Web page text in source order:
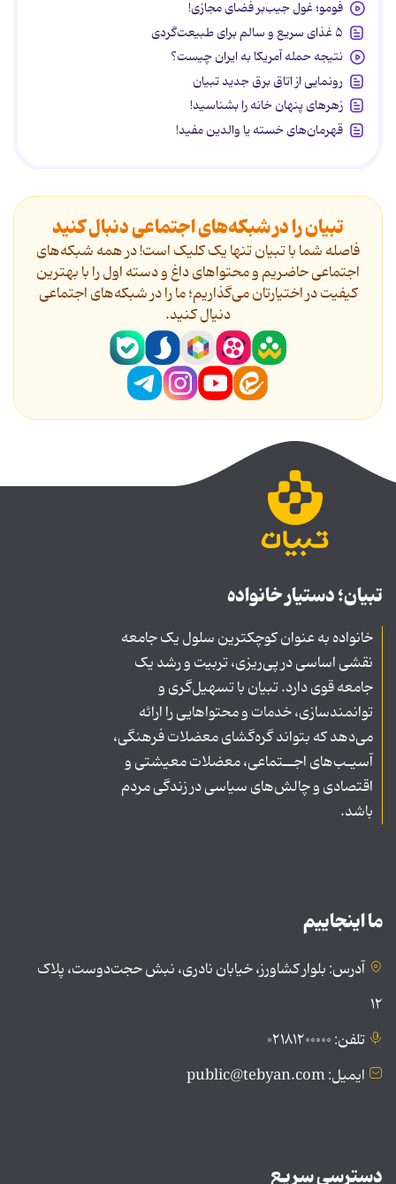
فومو؛ غول جیب‌بر فضای مجازی!
۵ غذای سریع و سالم برای طبیعت‌گردی
نتیجه حمله آمریکا به ایران چیست؟
رونمایی از اتاق برق جدید تبیان
زهرهای پنهان خانه را بشناسید!
قهرمان‌های خسته یا والدین مفید!
تبیان را در شبکه‌های اجتماعی دنبال کنید
فاصله شما با تبیان تنها یک کلیک است! در همه شبکه‌های
اجتماعی حاضریم و محتواهای داغ و دسته اول را با بهترین
کیفیت در اختیارتان می‌گذاریم؛ ما را در شبکه‌های اجتماعی
دنیال کنید.
تبیان؛ دستیار خانواده
خانواده به عنوان کوچکترین سلول یک جامعه
نقشی اساسی در پی‌ریزی، تربیت و رشد یک
جامعه قوی دارد. تبیان با تسهیل‌گری و
توانمندسازی، خدمات و محتواهایی را ارائه
می‌دهد که بتواند گره‌گشای معضلات فرهنگی،
آسیـب‌های اجــتماعی، معضلات معیشتی و
اقتصادی و چالش‌های سیاسی در زندگی مردم
باشد.
ما اینجاییم
آدرس: بلوار کشاورز، خیابان نادری، نبش حجت‌دوست، پلاک
۱۲
تلفن: ۰۲۱۸۱۲۰۰۰۰۰
ایمیل: public@tebyan.com
دسترسی سریع